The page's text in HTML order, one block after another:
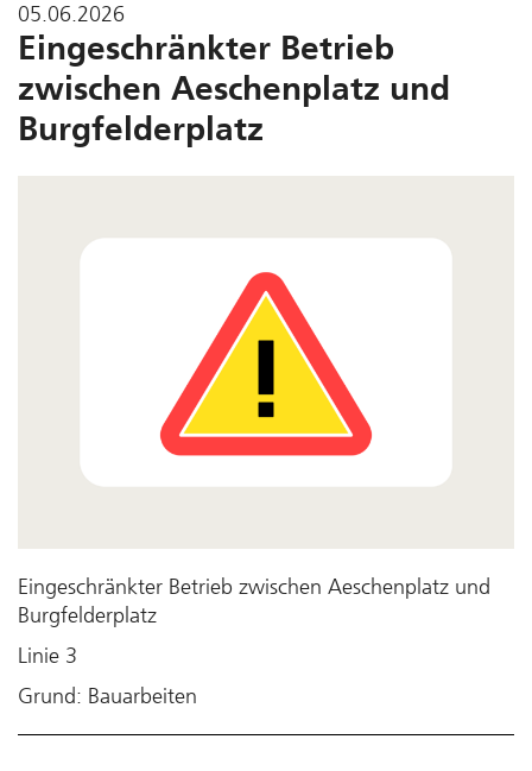
05.06.2026
Eingeschränkter Betrieb
zwischen Aeschenplatz und
Burgfelderplatz
Eingeschränkter Betrieb zwischen Aeschenplatz und
Burgfelderplatz
Linie 3
Grund: Bauarbeiten